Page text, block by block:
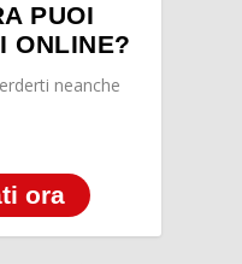
PUOI
ONLINE?
neanche
ora